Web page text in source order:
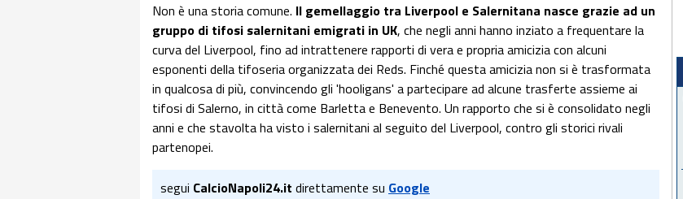
Non è una storia comune. Il gemellaggio tra Liverpool e Salernitana nasce grazie ad un
gruppo di tifosi salernitani emigrati in UK, che negli anni hanno inziato a frequentare la
curva del Liverpool, fino ad intrattenere rapporti di vera e propria amicizia con alcuni
esponenti della tifoseria organizzata dei Reds. Finché questa amicizia non si è trasformata
in qualcosa di più, convincendo gli 'hooligans' a partecipare ad alcune trasferte assieme ai
tifosi di Salerno, in città come Barletta e Benevento. Un rapporto che si è consolidato negli
anni e che stavolta ha visto i salernitani al seguito del Liverpool, contro gli storici rivali
partenopei.
segui CalcioNapoli24.it direttamente su Google